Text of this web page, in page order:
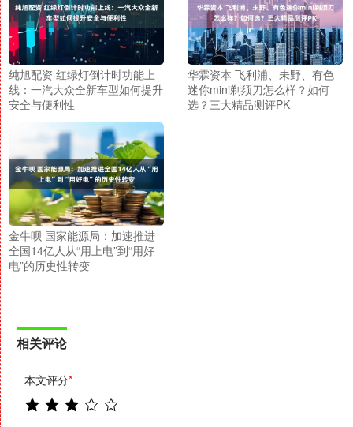
纯旭配资 红绿灯倒计时功能上
线：一汽大众全新车型如何提升
安全与便利性
华霖资本 飞利浦、未野、有色
迷你mini剃须刀怎么样？如何
选？三大精品测评PK
金牛呗 国家能源局：加速推进
全国14亿人从“用上电”到“用好
电”的历史性转变
相关评论
本文评分*